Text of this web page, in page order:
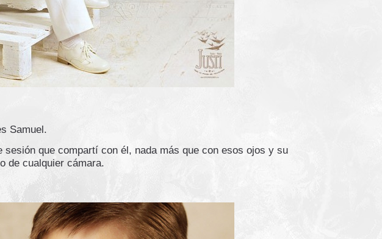
Samuel.
que compartí con él, nada más que con esos ojos y su
de cualquier cámara.